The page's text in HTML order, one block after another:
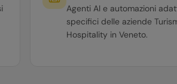
Agenti AI e automazioni
specifici delle aziende
Hospitality in Veneto.